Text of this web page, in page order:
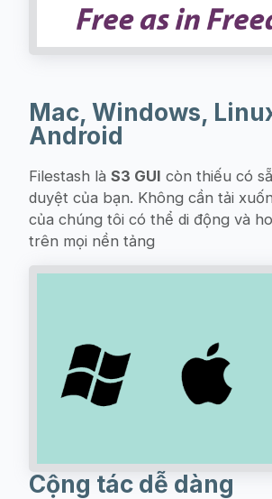
Mac, Windows,
Android
Filestash là S3 GUI còn thiếu có
duyệt của bạn. Không cần tải
của chúng tôi có thể di động và
trên mọi nền tảng
Cộng tác dễ dàng